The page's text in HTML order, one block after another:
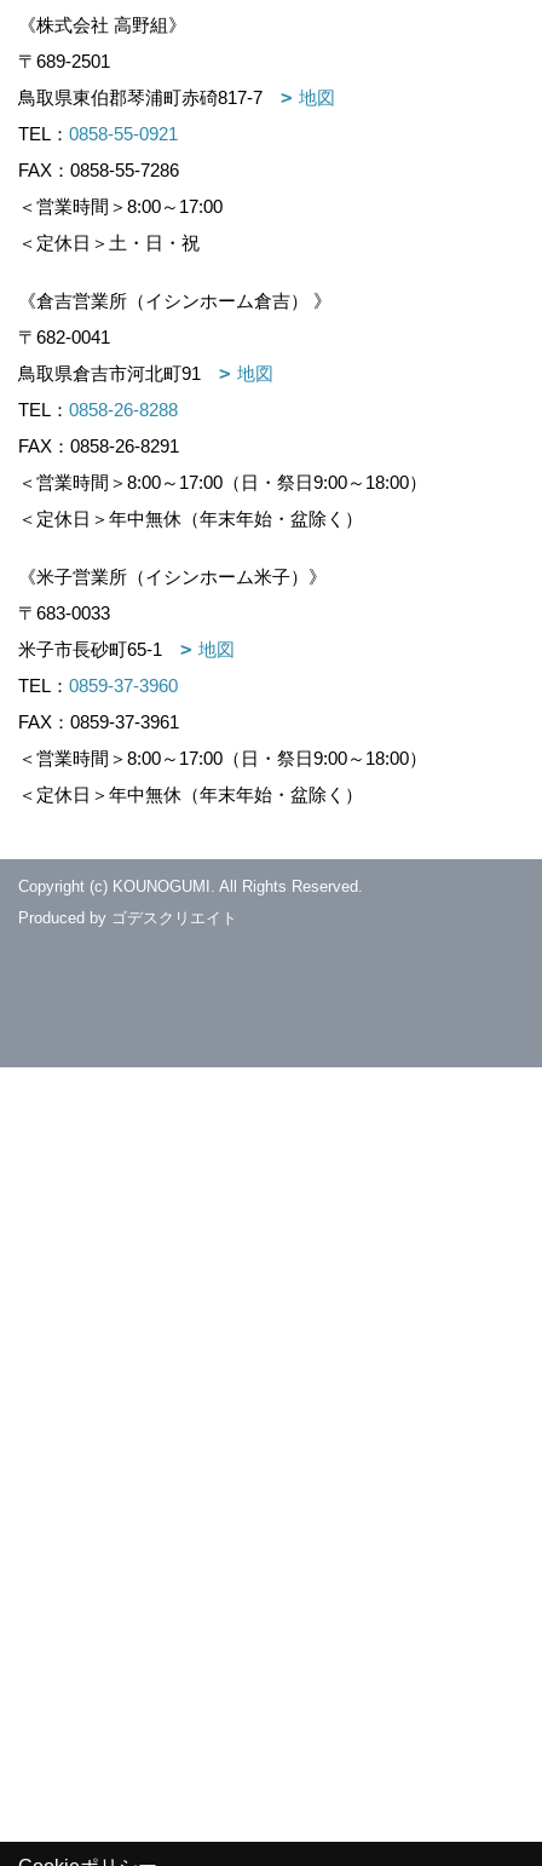
《株式会社 高野組》
〒689-2501
鳥取県東伯郡琴浦町赤碕817-7
地図
TEL： 0858-55-0921
FAX：0858-55-7286
＜営業時間＞8:00～17:00
＜定休日＞土・日・祝
《倉吉営業所（イシンホーム倉吉） 》
〒682-0041
鳥取県倉吉市河北町91
地図
TEL： 0858-26-8288
FAX：0858-26-8291
＜営業時間＞8:00～17:00（日・祭日9:00～18:00）
＜定休日＞年中無休（年末年始・盆除く）
《米子営業所（イシンホーム米子）》
〒683-0033
米子市長砂町65-1
地図
TEL： 0859-37-3960
FAX：0859-37-3961
＜営業時間＞8:00～17:00（日・祭日9:00～18:00）
＜定休日＞年中無休（年末年始・盆除く）
Copyright (c) KOUNOGUMI. All Rights Reserved.
Produced by ゴデスクリエイト